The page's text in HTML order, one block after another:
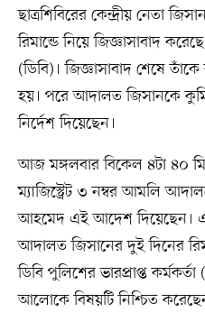
ছাত্রশিবিরের কেন্দ্রীয় নেতা
রিমান্ডে নিয়ে জিজ্ঞাসাবাদ
(ডিবি)। জিজ্ঞাসাবাদ শেষে
হয়। পরে আদালত জিসানকে
নির্দেশ দিয়েছেন।
আজ মঙ্গলবার বিকেল ৪টা ৪০
ম্যাজিস্ট্রেট ৩ নম্বর আমলি
আহমেদ এই আদেশ দিয়েছেন।
আদালত জিসানের দুই দিনের
ডিবি পুলিশের ভারপ্রাপ্ত
আলোকে বিষয়টি নিশ্চিত